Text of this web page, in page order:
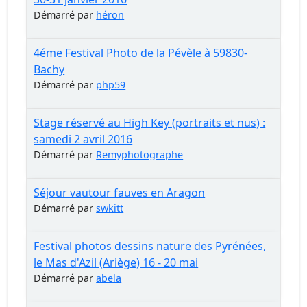
Démarré par héron
4éme Festival Photo de la Pévèle à 59830-
Bachy
Démarré par php59
Stage réservé au High Key (portraits et nus) :
samedi 2 avril 2016
Démarré par Remyphotographe
Séjour vautour fauves en Aragon
Démarré parswkitt
Festival photos dessins nature des Pyrénées,
le Mas d'Azil (Ariège) 16 - 20 mai
Démarré parabela